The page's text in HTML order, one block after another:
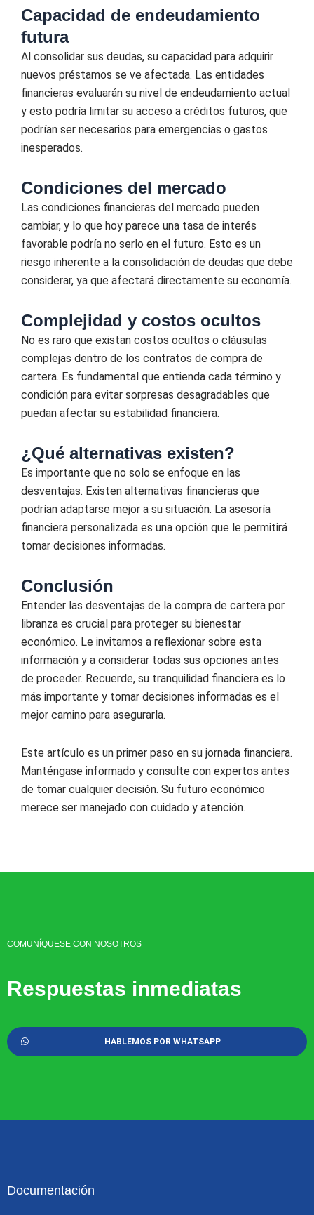
Capacidad de endeudamiento
futura
Al consolidar sus deudas, su capacidad para adquirir
nuevos préstamos se ve afectada. Las entidades
financieras evaluarán su nivel de endeudamiento actual
y esto podría limitar su acceso a créditos futuros, que
podrían ser necesarios para emergencias o gastos
inesperados.
Condiciones del mercado
Las condiciones financieras del mercado pueden
cambiar, y lo que hoy parece una tasa de interés
favorable podría no serlo en el futuro. Esto es un
riesgo inherente a la consolidación de deudas que debe
considerar, ya que afectará directamente su economía.
Complejidad y costos ocultos
No es raro que existan costos ocultos o cláusulas
complejas dentro de los contratos de compra de
cartera. Es fundamental que entienda cada término y
condición para evitar sorpresas desagradables que
puedan afectar su estabilidad financiera.
¿Qué alternativas existen?
Es importante que no solo se enfoque en las
desventajas. Existen alternativas financieras que
podrían adaptarse mejor a su situación. La asesoría
financiera personalizada es una opción que le permitirá
tomar decisiones informadas.
Conclusión
Entender las desventajas de la compra de cartera por
libranza es crucial para proteger su bienestar
económico. Le invitamos a reflexionar sobre esta
información y a considerar todas sus opciones antes
de proceder. Recuerde, su tranquilidad financiera es lo
más importante y tomar decisiones informadas es el
mejor camino para asegurarla.
Este artículo es un primer paso en su jornada financiera.
Manténgase informado y consulte con expertos antes
de tomar cualquier decisión. Su futuro económico
merece ser manejado con cuidado y atención.
COMUNÍQUESE CON NOSOTROS
Respuestas inmediatas
HABLEMOS POR WHATSAPP
Documentación